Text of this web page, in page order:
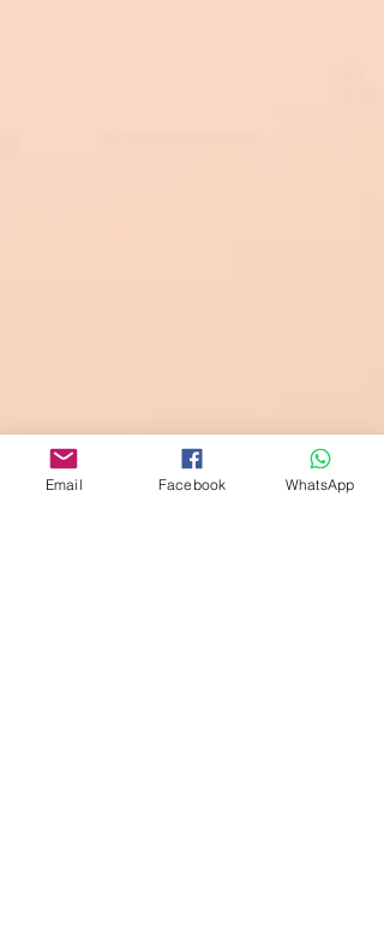
Email Facebook WhatsApp